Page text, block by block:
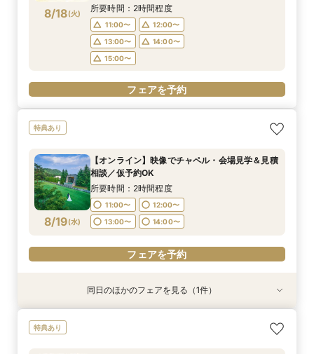
フェアを予約
フェアを予約
フェアを予約
フェアを予約
13:00〜
14:00〜
15:00〜
フェアを予約
フェアを予約
8/18(火)
所要時間：2時間程度
11:00〜
12:00〜
13:00〜
14:00〜
15:00〜
フェアを予約
特典あり
8/19(水)
【オンライン】映像でチャペル・会場見学＆見積
相談／仮予約OK
所要時間：2時間程度
11:00〜
12:00〜
13:00〜
14:00〜
フェアを予約
【品川サロン他】全国サロンでリゾート挙式相談
同日のほかのフェアを見る（1件）
特典あり